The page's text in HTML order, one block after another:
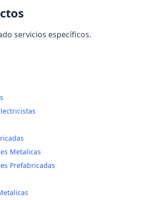
servicios específicos.
Metalicas
Prefabricadas